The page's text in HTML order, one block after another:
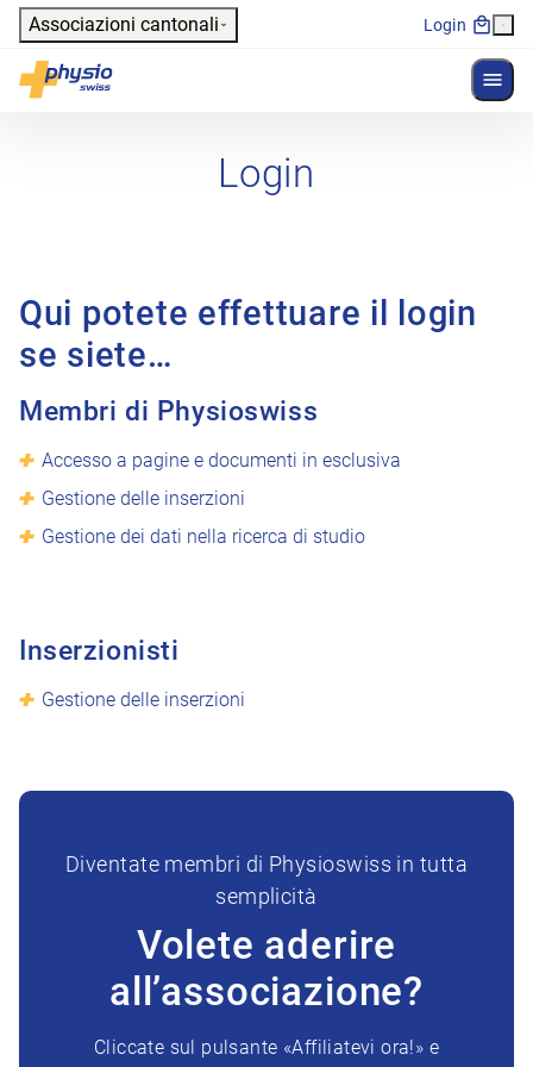
Header
Associazioni cantonali Login
Physioswiss
Navigazione principale
Login
Qui potete effettuare il login
se siete…
Membri di Physioswiss
Accesso a pagine e documenti in esclusiva
Gestione delle inserzioni
Gestione dei dati nella ricerca di studio
Inserzionisti
Gestione delle inserzioni
Diventate membri di Physioswiss in tutta
semplicità
Volete aderire
all’associazione?
Cliccate sul pulsante «Affiliatevi ora!» e